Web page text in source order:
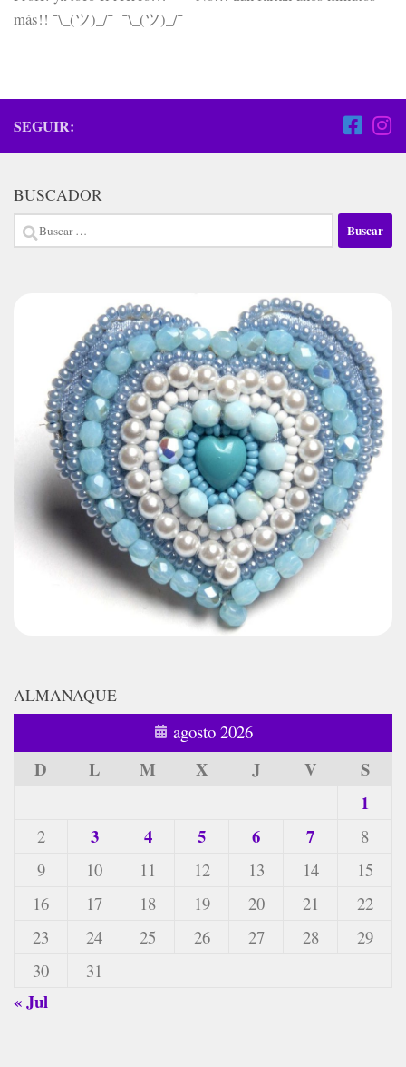
más!! ¯\_(ツ)_/¯ ¯\_(ツ)_/¯
SEGUIR:
BUSCADOR
Buscar:
ALMANAQUE
agosto 2026
D L M X J V
S
1
2 3 4 5 6 7
8
9
10 11 12 13 14
15
16
17 18 19 20 21
22
23
24 25 26 27 28
29
30
31
« Jul